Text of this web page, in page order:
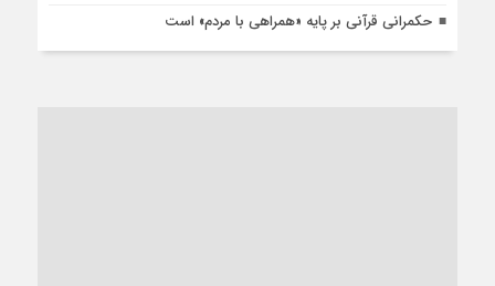
حکمرانی قرآنی بر پایه «همراهی با مردم» است